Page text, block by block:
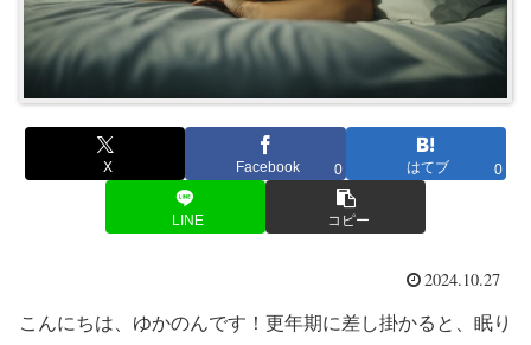
X Facebook 0 はてブ 0
LINE コピー
2024.10.27
こんにちは、ゆかのんです！更年期に差し掛かると、眠り